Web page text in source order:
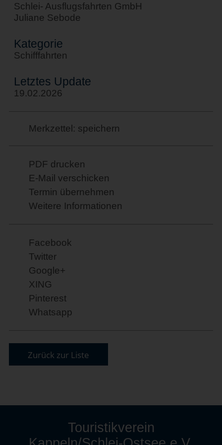
Schlei- Ausflugsfahrten GmbH
Juliane Sebode
Kategorie
Schifffahrten
Letztes Update
19.02.2026
Merkzettel: speichern
PDF drucken
E-Mail verschicken
Termin übernehmen
Weitere Informationen
Facebook
Twitter
Google+
XING
Pinterest
Whatsapp
Zurück zur Liste
Touristikverein